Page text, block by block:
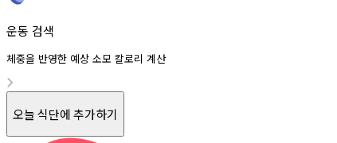
운동 검색
체중을 반영한 예상 소모 칼로리 계산
오늘 식단에 추가하기